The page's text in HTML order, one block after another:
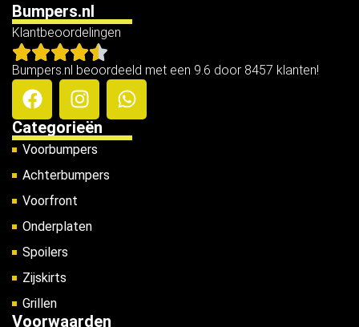
Bumpers.nl
Klantbeoordelingen
Bumpers.nl beoordeeld met een 9.6 door 8457 klanten!
Categorieën
Voorbumpers
Achterbumpers
Voorfront
Onderplaten
Spoilers
Zijskirts
Grillen
Voorwaarden